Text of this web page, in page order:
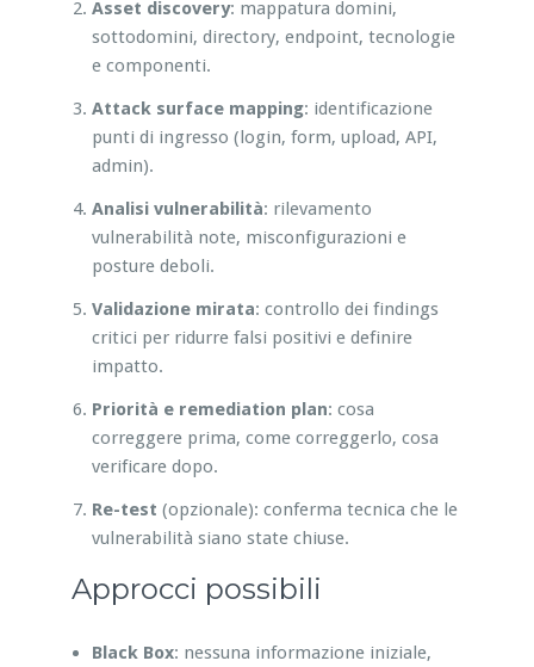
Asset discovery: mappatura domini,
sottodomini, directory, endpoint, tecnologie
e componenti.
Attack surface mapping: identificazione
punti di ingresso (login, form, upload, API,
admin).
Analisi vulnerabilità: rilevamento
vulnerabilità note, misconfigurazioni e
posture deboli.
Validazione mirata: controllo dei findings
critici per ridurre falsi positivi e definire
impatto.
Priorità e remediation plan: cosa
correggere prima, come correggerlo, cosa
verificare dopo.
Re-test (opzionale): conferma tecnica che le
vulnerabilità siano state chiuse.
Approcci possibili
Black Box: nessuna informazione iniziale,